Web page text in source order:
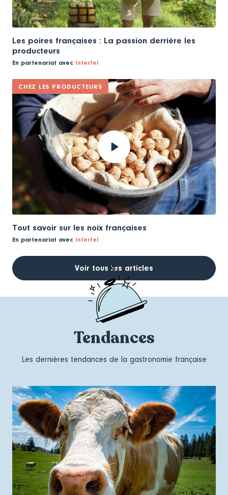
Les poires françaises : La passion derrière les
producteurs
En partenariat avec Interfel
CHEZ LES PRODUCTEURS
Tout savoir sur les noix françaises
En partenariat avec Interfel
Voir tous les articles
Tendances
Les dernières tendances de la gastronomie française